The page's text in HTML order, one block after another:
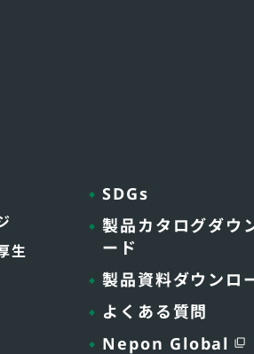
生
SDGs
製品カタログダウ
ード
製品資料ダウンロ
よくある質問
Nepon Global